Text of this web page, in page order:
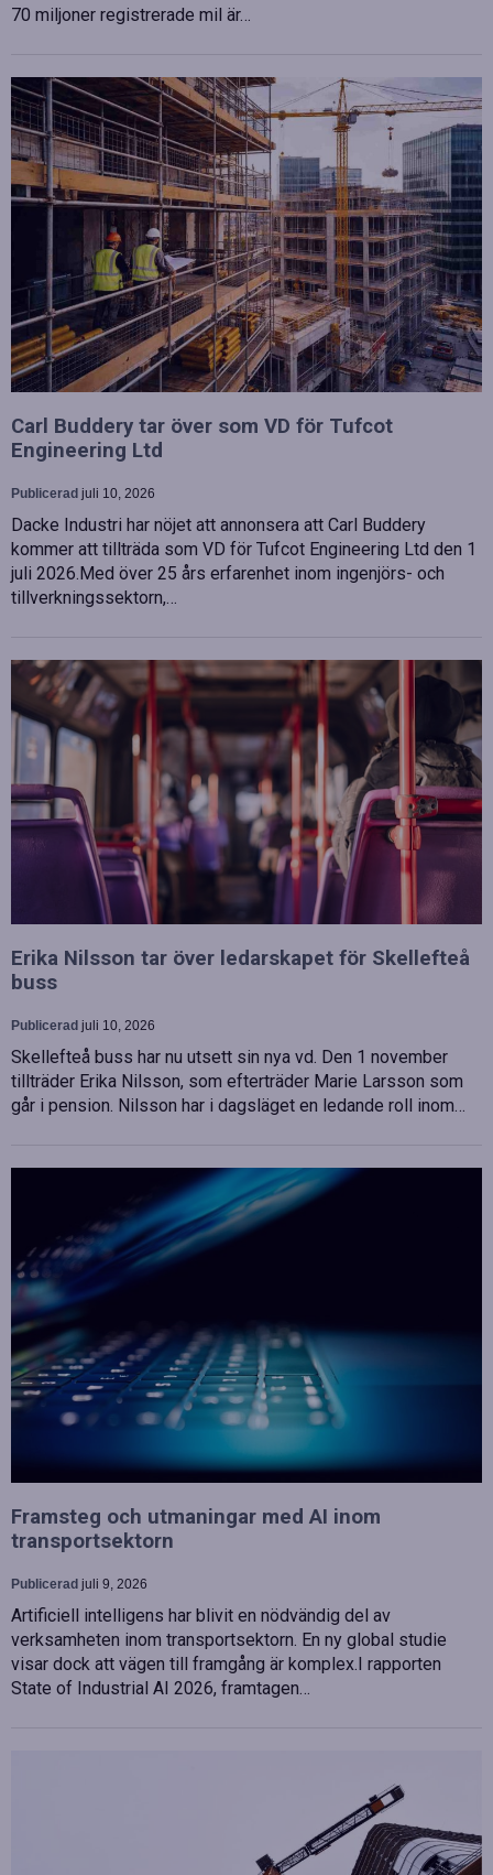
70 miljoner registrerade mil är…
Carl Buddery tar över som VD för Tufcot
Engineering Ltd
Publicerad juli 10, 2026
Dacke Industri har nöjet att annonsera att Carl Buddery
kommer att tillträda som VD för Tufcot Engineering Ltd den 1
juli 2026.Med över 25 års erfarenhet inom ingenjörs- och
tillverkningssektorn,…
Erika Nilsson tar över ledarskapet för Skellefteå
buss
Publicerad juli 10, 2026
Skellefteå buss har nu utsett sin nya vd. Den 1 november
tillträder Erika Nilsson, som efterträder Marie Larsson som
går i pension. Nilsson har i dagsläget en ledande roll inom…
Framsteg och utmaningar med AI inom
transportsektorn
Publicerad juli 9, 2026
Artificiell intelligens har blivit en nödvändig del av
verksamheten inom transportsektorn. En ny global studie
visar dock att vägen till framgång är komplex.I rapporten
State of Industrial AI 2026, framtagen…